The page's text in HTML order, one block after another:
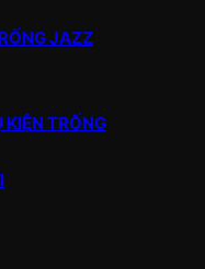
JAZZ
KIỆN TRỐNG